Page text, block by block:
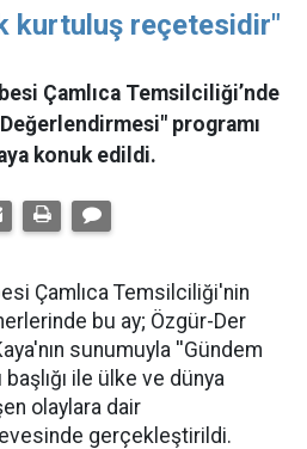
kurtuluş reçetesidir"
Çamlıca Temsilciliği’nde
programı
konuk edildi.
Çamlıca Temsilciliği'nin
bu ay; Özgür-Der
sunumuyla ''Gündem
ile ülke ve dünya
olaylara dair
gerçekleştirildi.